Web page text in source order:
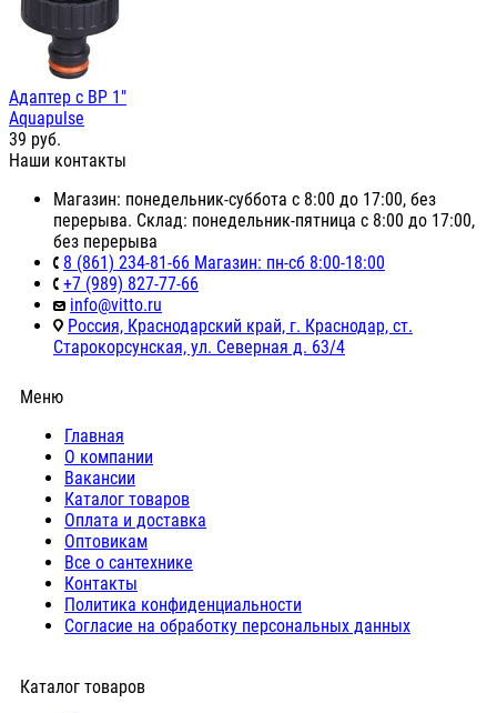
Адаптер c ВР 1"
Aquapulse
39 руб.
Наши контакты
Магазин: понедельник-суббота с 8:00 до 17:00, без
перерыва. Склад: понедельник-пятница с 8:00 до 17:00,
без перерыва
8 (861) 234-81-66 Магазин: пн-сб 8:00-18:00
+7 (989) 827-77-66
info@vitto.ru
Россия, Краснодарский край, г. Краснодар, ст.
Старокорсунская, ул. Северная д. 63/4
Меню
Главная
О компании
Вакансии
Каталог товаров
Оплата и доставка
Оптовикам
Все о сантехнике
Контакты
Политика конфиденциальности
Согласие на обработку персональных данных
Каталог товаров